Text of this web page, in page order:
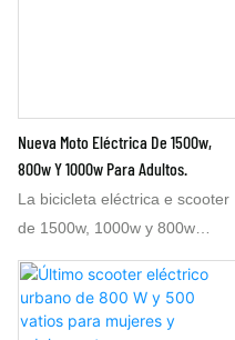
scooter eléctrico de 1000 W
también se puede fabricar en
800 W, 1200 W y 1500 W. Es
posible si su mercado requiere
1000 W con una velocidad de
32 km/h, o también es posible
si su mercado requiere 800 W
con una velocidad de 45 km/h.
Nueva Moto Eléctrica De 1500w,
800w Y 1000w Para Adultos.
La bicicleta eléctrica e scooter
de 1500w, 1000w y 800w
también se conoce como moto
eléctrica o scooter eléctrico en
Latinoamérica. Esta bicicleta